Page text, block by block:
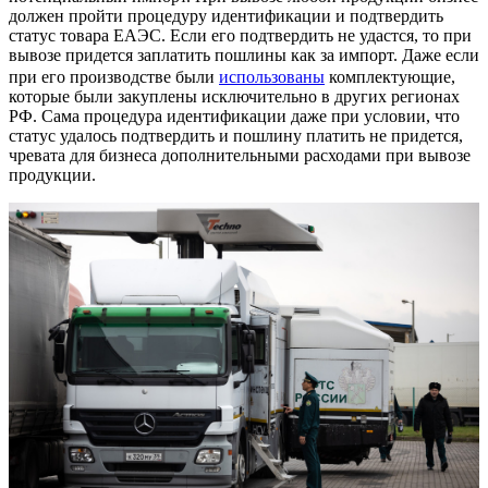
должен пройти процедуру идентификации и подтвердить
статус товара ЕАЭС. Если его подтвердить не удастся, то при
вывозе придется заплатить пошлины как за импорт. Даже если
при его производстве были использованы комплектующие,
которые были закуплены исключительно в других регионах
РФ. Сама процедура идентификации даже при условии, что
статус удалось подтвердить и пошлину платить не придется,
чревата для бизнеса дополнительными расходами при вывозе
продукции.